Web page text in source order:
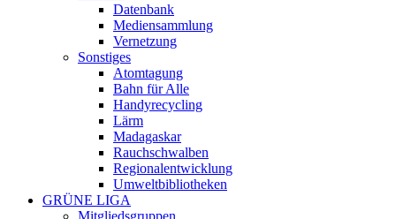
Datenbank
Mediensammlung
Vernetzung
Sonstiges
Atomtagung
Bahn für Alle
Handyrecycling
Lärm
Madagaskar
Rauchschwalben
Regionalentwicklung
Umweltbibliotheken
GRÜNE LIGA
Mitgliedsgruppen